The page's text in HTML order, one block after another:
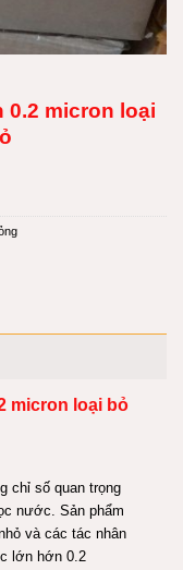
0.2 micron loại
micron loại bỏ
chỉ số quan trọng
nước. Sản phẩm
và các tác nhân
lớn hớn 0.2